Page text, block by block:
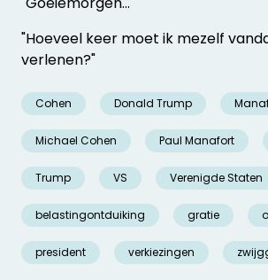
"Hoeveel keer moet ik mezelf
verlenen?"
Cohen Donald Trump
Michael Cohen Paul Manafort
Trump VS Verenigde Staten
belastingontduiking gratie
president verkiezingen